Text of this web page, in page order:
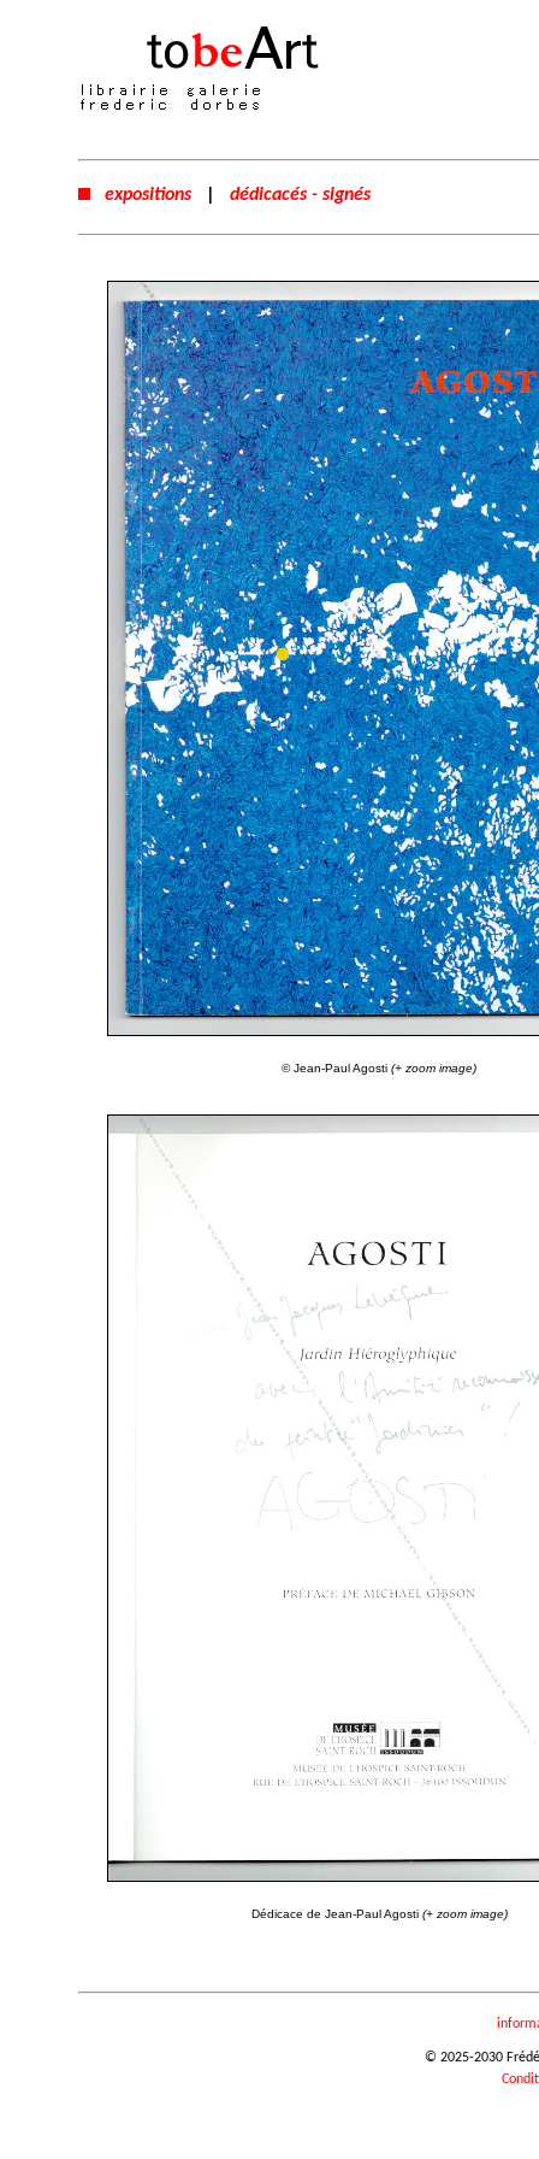
expositions| dédicacés - signés
© Jean-Paul Agosti (+ zoom image)
Dédicace de Jean-Paul Agosti (+ zoom image)
© 2025-2030